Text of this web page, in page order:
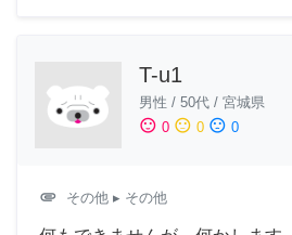
T-u1
男性 / 50代 / 宮城県
sentiment_satisfied 0 sentiment_neutral 0 sentiment_dissatisfied 0
attachment その他 ▸ その他